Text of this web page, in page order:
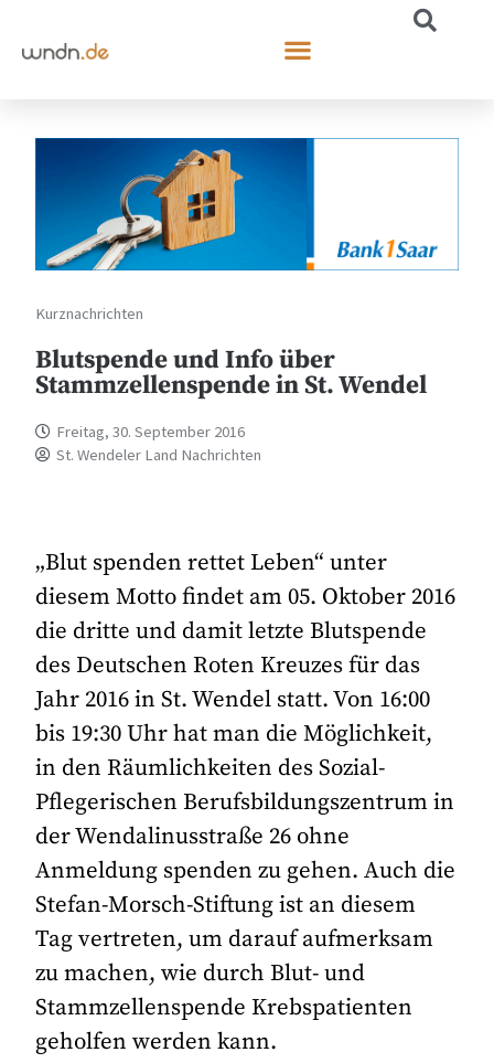
Kurznachrichten
Blutspende und Info über
Stammzellenspende in St. Wendel
Freitag, 30. September 2016
St. Wendeler Land Nachrichten
„Blut spenden rettet Leben“ unter
diesem Motto findet am 05. Oktober 2016
die dritte und damit letzte Blutspende
des Deutschen Roten Kreuzes für das
Jahr 2016 in St. Wendel statt. Von 16:00
bis 19:30 Uhr hat man die Möglichkeit,
in den Räumlichkeiten des Sozial-
Pflegerischen Berufsbildungszentrum in
der Wendalinusstraße 26 ohne
Anmeldung spenden zu gehen. Auch die
Stefan-Morsch-Stiftung ist an diesem
Tag vertreten, um darauf aufmerksam
zu machen, wie durch Blut- und
Stammzellenspende Krebspatienten
geholfen werden kann.